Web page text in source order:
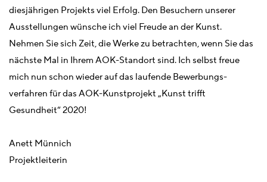
diesjährigen Projekts viel Erfolg. Den Besuchern unserer
Ausstellungen wünsche ich viel Freude an der Kunst.
Nehmen Sie sich Zeit, die Werke zu betrachten, wenn Sie das
nächste Mal in Ihrem AOK-Standort sind. Ich selbst freue
mich nun schon wieder auf das laufende Bewerbungs-
verfahren für das AOK-Kunstprojekt „Kunst trifft
Gesundheit“ 2020!
Anett Münnich
Projektleiterin